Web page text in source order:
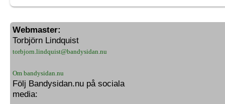
Webmaster:
Torbjörn Lindquist
torbjorn.lindquist@bandysidan.nu
Om bandysidan.nu
Följ Bandysidan.nu på sociala
media: